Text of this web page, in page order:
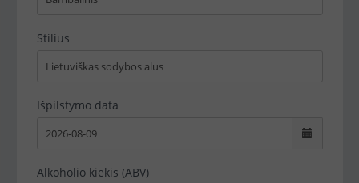
Stilius
Išpilstymo data
Alkoholio kiekis (ABV)